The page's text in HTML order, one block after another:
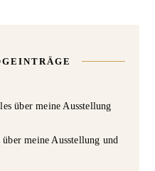
meine Ausstellung und